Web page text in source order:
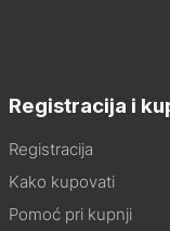
Registracija i
Registracija
Kako kupovati
Pomoć pri kupnji